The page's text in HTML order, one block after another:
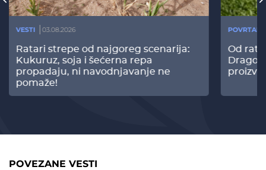
VESTI 03.08.2026
Ratari strepe od najgoreg scenarija:
Kukuruz, soja i šećerna repa
propadaju, ni navodnjavanje ne
pomaže!
Od
POVEZANE VESTI